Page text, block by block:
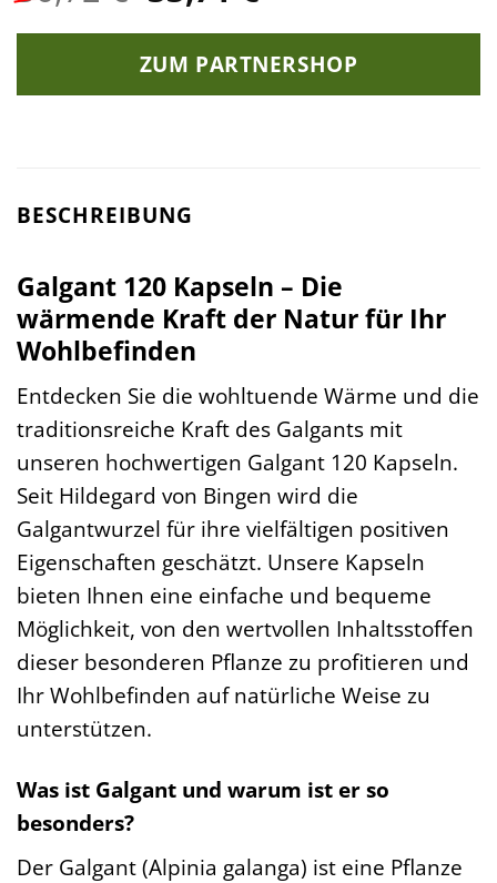
Preis
war:
36,72 €
ist:
33,71 €.
ZUM PARTNERSHOP
BESCHREIBUNG
Galgant 120 Kapseln – Die
wärmende Kraft der Natur für Ihr
Wohlbefinden
Entdecken Sie die wohltuende Wärme und die
traditionsreiche Kraft des Galgants mit
unseren hochwertigen Galgant 120 Kapseln.
Seit Hildegard von Bingen wird die
Galgantwurzel für ihre vielfältigen positiven
Eigenschaften geschätzt. Unsere Kapseln
bieten Ihnen eine einfache und bequeme
Möglichkeit, von den wertvollen Inhaltsstoffen
dieser besonderen Pflanze zu profitieren und
Ihr Wohlbefinden auf natürliche Weise zu
unterstützen.
Was ist Galgant und warum ist er so
besonders?
Der Galgant (Alpinia galanga) ist eine Pflanze